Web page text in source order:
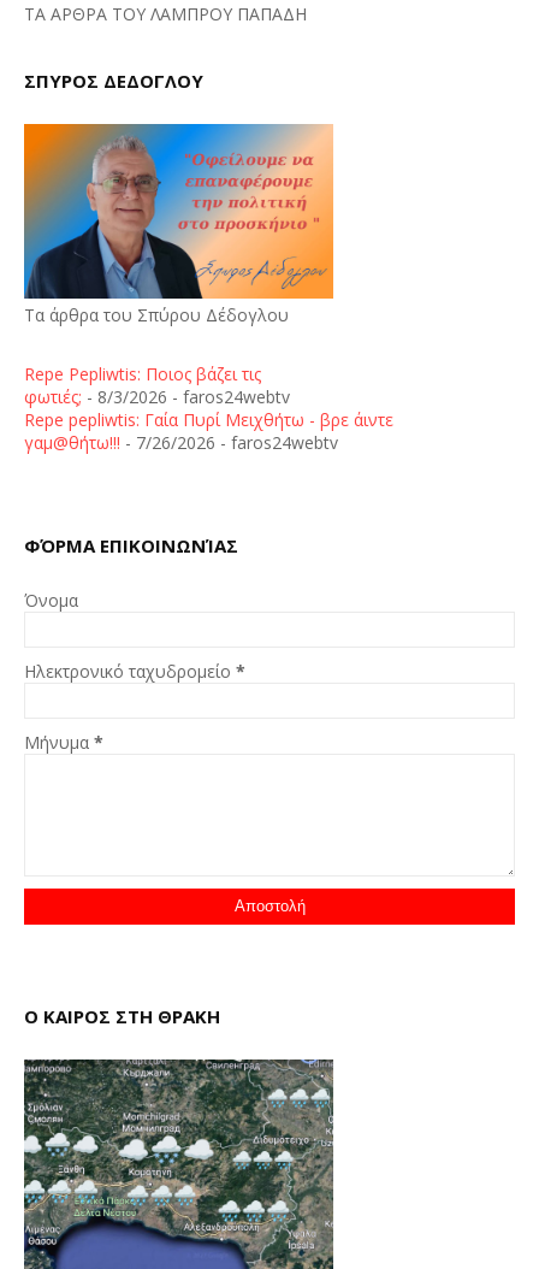
ΤΑ ΑΡΘΡΑ ΤΟΥ ΛΑΜΠΡΟΥ ΠΑΠΑΔΗ
ΣΠΥΡΟΣ ΔΕΔΟΓΛΟΥ
Τα άρθρα του Σπύρου Δέδογλου
Repe Pepliwtis: Ποιος βάζει τις
φωτιές; - 8/3/2026 - faros24webtv
Repe pepliwtis: Γαία Πυρί Μειχθήτω - βρε άιντε
γαμ@θήτω!!! - 7/26/2026 - faros24webtv
ΦΌΡΜΑ ΕΠΙΚΟΙΝΩΝΊΑΣ
Όνομα
Ηλεκτρονικό ταχυδρομείο *
Μήνυμα *
Ο ΚΑΙΡΟΣ ΣΤΗ ΘΡΑΚΗ